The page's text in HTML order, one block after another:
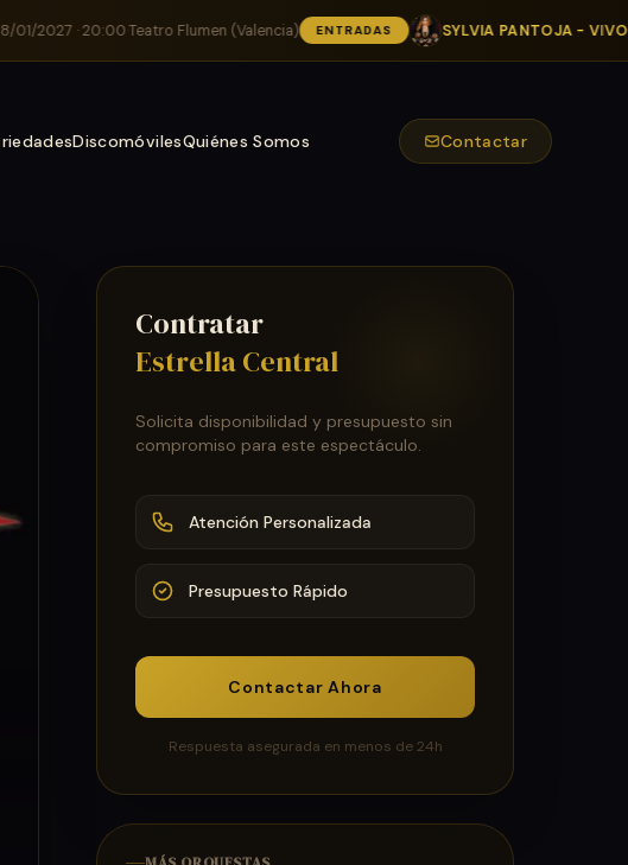
· 20:00·Teatro Flumen (Valencia) ENTRADAS SYLVIA PANTOJA - VIVOS Y
DiscomóvilesQuiénes Somos Contactar
Contratar
Estrella Central
Solicita disponibilidad y presupuesto sin
compromiso para este espectáculo.
Atención Personalizada
Presupuesto Rápido
Contactar Ahora
Respuesta asegurada en menos de 24h